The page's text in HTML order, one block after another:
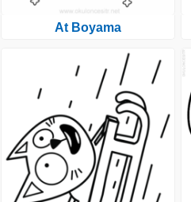
At Boyama